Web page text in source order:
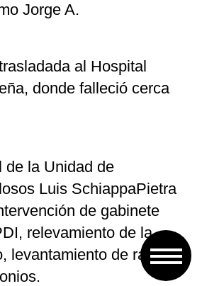
Jorge A.
al Hospital
donde falleció cerca
de la Unidad de
Luis SchiappaPietra
de gabinete
relevamiento de la
levantamiento de rastros,